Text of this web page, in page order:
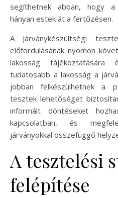
segíthetnek abban, hogy a
hányan estek át a fertőzésen.
A járványkészültségi
előfordulásának nyomon
lakosság
tudatosabb a lakosság a
jobban felkészülhetnek a
tesztek lehetőséget
informált döntéseket
kapcsolatban, és
járványokkal összefüggő
A tesztelési
felépítése